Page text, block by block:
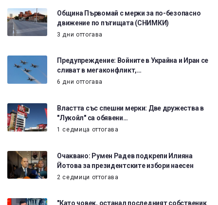
Община Първомай с мерки за по-безопасно
движение по пътищата (СНИМКИ)
3 дни оттогава
Предупреждение: Войните в Украйна и Иран се
сливат в мегаконфликт,…
6 дни оттогава
Властта със спешни мерки: Две дружества в
"Лукойл" са обявени…
1 седмица оттогава
Очаквано: Румен Радев подкрепи Илияна
Йотова за президентските избори наесен
2 седмици оттогава
"Като човек, останал последният собственик